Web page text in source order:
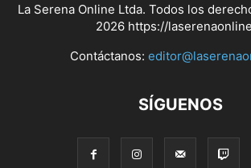
La Serena Online Ltda. Todos los
2026 https://
Contáctanos:
SÍGUENOS